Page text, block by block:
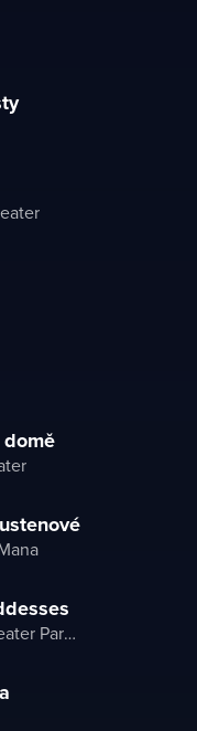
East Bohemian Theater Pardubice